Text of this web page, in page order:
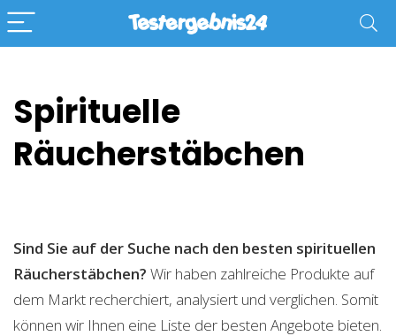
Spirituelle
Räucherstäbchen
Sind Sie auf der Suche nach den besten spirituellen
Räucherstäbchen? Wir haben zahlreiche Produkte auf
dem Markt recherchiert, analysiert und verglichen. Somit
können wir Ihnen eine Liste der besten Angebote bieten.